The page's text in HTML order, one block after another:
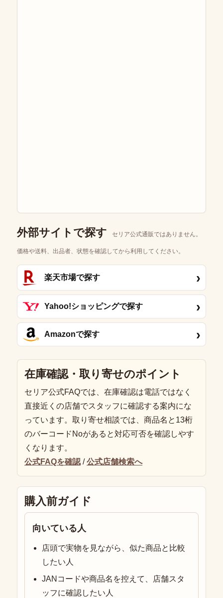
外部サイトで探す セリア公式通販ではありません。
価格や送料、出品者、状態を確認してから利用してください。
楽天市場で探す ›
Yahoo!ショッピングで探す ›
Amazonで探す ›
在庫確認・取り寄せのポイント
セリア公式FAQでは、在庫確認は電話ではなく
直接近くの店舗でスタッフに確認する案内にな
っています。取り寄せ相談では、商品名と13桁
のバーコードNoがあると対応可否を確認しやす
くなります。
公式FAQを確認 /公式店舗検索へ
購入前ガイド
向いている人
店頭で実物を見ながら、似た商品と比較
したい人
JANコードや商品名を控えて、店舗スタ
ッフに確認したい人